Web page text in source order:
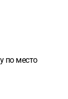
по место